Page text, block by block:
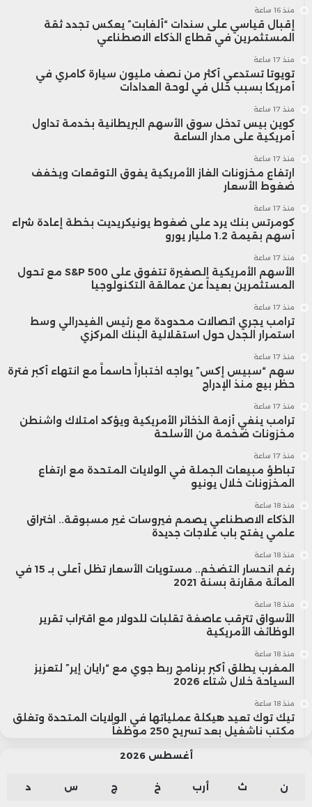
منذ 16 ساعة
إقبال قياسي على سندات “ألفابت” يعكس تجدد ثقة
المستثمرين في قطاع الذكاء الاصطناعي
منذ 17 ساعة
تويوتا تستدعي أكثر من نصف مليون سيارة كامري في
أمريكا بسبب خلل في لوحة العدادات
منذ 17 ساعة
كوين بيس تدخل سوق الأسهم البريطانية بخدمة تداول
أمريكية على مدار الساعة
منذ 17 ساعة
ارتفاع مخزونات الغاز الأمريكية يفوق التوقعات ويخفف
ضغوط الأسعار
منذ 17 ساعة
كومرتس بنك يرد على ضغوط يونيكريديت بخطة إعادة شراء
أسهم بقيمة 1.2 مليار يورو
منذ 17 ساعة
الأسهم الأمريكية الصغيرة تتفوق على S&P 500 مع تحول
المستثمرين بعيداً عن عمالقة التكنولوجيا
منذ 17 ساعة
ترامب يجري اتصالات محدودة مع رئيس الفيدرالي وسط
استمرار الجدل حول استقلالية البنك المركزي
منذ 17 ساعة
سهم “سبيس إكس” يواجه اختباراً حاسماً مع انتهاء أكبر فترة
حظر بيع منذ الإدراج
منذ 17 ساعة
ترامب ينفي أزمة الذخائر الأمريكية ويؤكد امتلاك واشنطن
مخزونات ضخمة من الأسلحة
منذ 17 ساعة
تباطؤ مبيعات الجملة في الولايات المتحدة مع ارتفاع
المخزونات خلال يونيو
منذ 18 ساعة
الذكاء الاصطناعي يصمم فيروسات غير مسبوقة.. اختراق
علمي يفتح باب علاجات جديدة
منذ 18 ساعة
رغم انحسار التضخم.. مستويات الأسعار تظل أعلى بـ 15 في
المائة مقارنة بسنة 2021
منذ 18 ساعة
الأسواق تترقب عاصفة تقلبات للدولار مع اقتراب تقرير
الوظائف الأمريكية
منذ 18 ساعة
المغرب يطلق أكبر برنامج ربط جوي مع “رايان إير” لتعزيز
السياحة خلال شتاء 2026
منذ 18 ساعة
تيك توك تعيد هيكلة عملياتها في الولايات المتحدة وتغلق
مكتب ناشفيل بعد تسريح 250 موظفاً
أغسطس 2026
ن ث أرب خ ج س د